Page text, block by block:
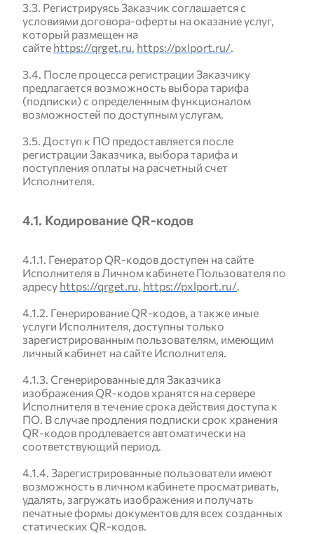
3.3. Регистрируясь Заказчик соглашается с
условиями договора-оферты на оказание услуг,
который размещен на
сайте https://qrget.ru, https://pxlport.ru/.
3.4. После процесса регистрации Заказчику
предлагается возможность выбора тарифа
(подписки) с определенным функционалом
возможностей по доступным услугам.
3.5. Доступ к ПО предоставляется после
регистрации Заказчика, выбора тарифа и
поступления оплаты на расчетный счет
Исполнителя.
4.1. Кодирование QR-кодов
4.1.1. Генератор QR-кодов доступен на сайте
Исполнителя в Личном кабинете Пользователя по
адресу https://qrget.ru, https://pxlport.ru/.
4.1.2. Генерирование QR-кодов, а также иные
услуги Исполнителя, доступны только
зарегистрированным пользователям, имеющим
личный кабинет на сайте Исполнителя.
4.1.3. Сгенерированные для Заказчика
изображения QR-кодов хранятся на сервере
Исполнителя в течение срока действия доступа к
ПО. В случае продления подписки срок хранения
QR-кодов продлевается автоматически на
соответствующий период.
4.1.4. Зарегистрированные пользователи имеют
возможность в личном кабинете просматривать,
удалять, загружать изображения и получать
печатные формы документов для всех созданных
статических QR-кодов.